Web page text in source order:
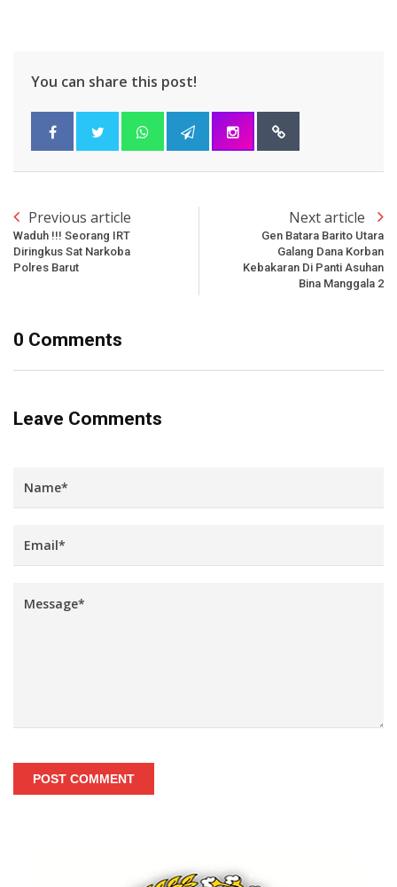
You can share this post!
Previous article
Waduh !!! Seorang IRT
Diringkus Sat Narkoba
Polres Barut
Next article
Gen Batara Barito Utara
Galang Dana Korban
Kebakaran Di Panti Asuhan
Bina Manggala 2
0 Comments
Leave Comments
POST COMMENT